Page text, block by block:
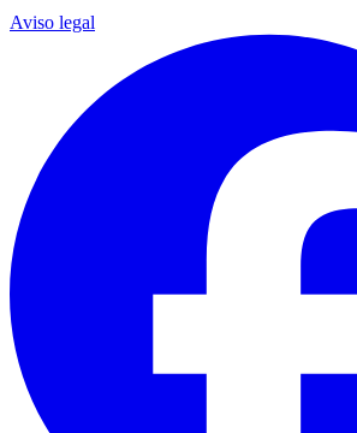
Aviso legal